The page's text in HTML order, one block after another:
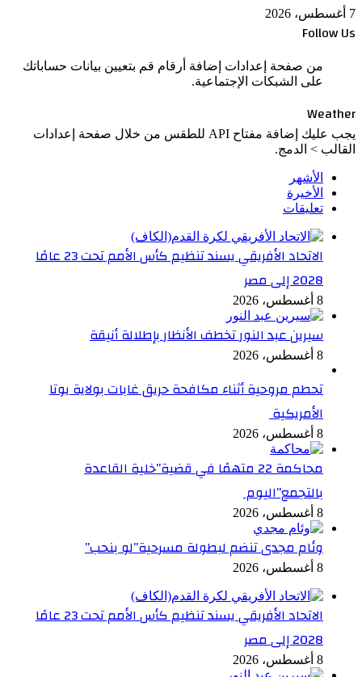
7 أغسطس، 2026
Follow Us
من صفحة إعدادات إضافة أرقام قم بتعيين بيانات حساباتك
على الشبكات الإجتماعية.
Weather
يجب عليك إضافة مفتاح API للطقس من خلال صفحة إعدادات
القالب > الدمج.
الأشهر
الأخيرة
تعليقات
الاتحاد الأفريقي يسند تنظيم كأس الأمم تحت 23 عامًا
2028 إلى مصر
8 أغسطس، 2026
سيرين عبد النور تخطف الأنظار بإطلالة أنيقة
8 أغسطس، 2026
تحطم مروحية أثناء مكافحة حريق غابات بولاية يوتا
الأمريكية
8 أغسطس، 2026
محاكمة 22 متهمًا في قضية”خلية القاعدة
بالتجمع”اليوم
8 أغسطس، 2026
وئام مجدى تنضم لبطولة مسرحية”لو بنحب”
8 أغسطس، 2026
الاتحاد الأفريقي يسند تنظيم كأس الأمم تحت 23 عامًا
2028 إلى مصر
8 أغسطس، 2026